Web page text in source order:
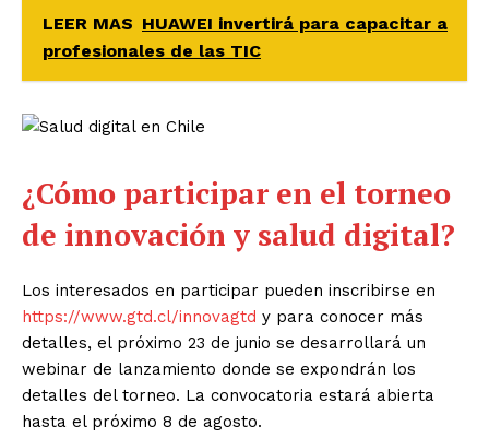
LEER MAS HUAWEI invertirá para capacitar a
profesionales de las TIC
¿Cómo participar en el torneo
de innovación y salud digital?
Los interesados en participar pueden inscribirse en
https://www.gtd.cl/innovagtd y para conocer más
detalles, el próximo 23 de junio se desarrollará un
webinar de lanzamiento donde se expondrán los
detalles del torneo. La convocatoria estará abierta
hasta el próximo 8 de agosto.